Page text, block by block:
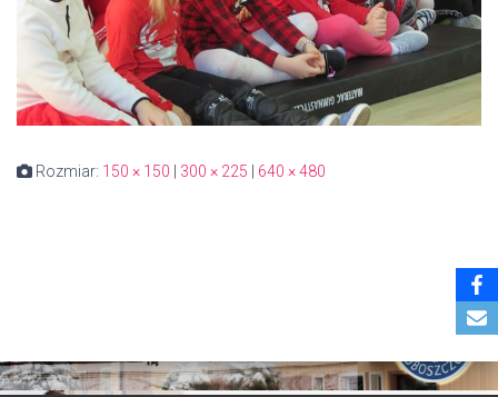
Rozmiar: 150 × 150 | 300 × 225 | 640 × 480